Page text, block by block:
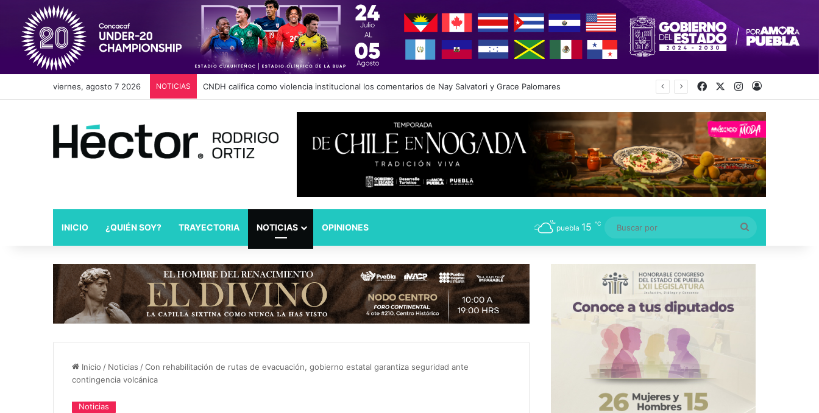
viernes, agosto 7 2026 NOTICIAS Cambios en Movilidad Puebla: José Antonio Ontiveros releva a Norman Campos en la Subsecretaría FacebookInstagram
INICIO ¿QUIÉN SOY? TRAYECTORIA NOTICIAS OPINIONES puebla 15 ℃
por
Inicio / Noticias /Con rehabilitación de rutas de evacuación, gobierno estatal garantiza seguridad ante
contingencia volcánica
Noticias